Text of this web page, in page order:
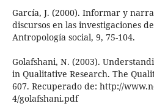
García, J. (2000). Informar y
discursos en las investigaciones
Antropología social, 9, 75-104.
Golafshani, N. (2003).
in Qualitative Research. The
607. Recuperado de: http://
4/golafshani.pdf